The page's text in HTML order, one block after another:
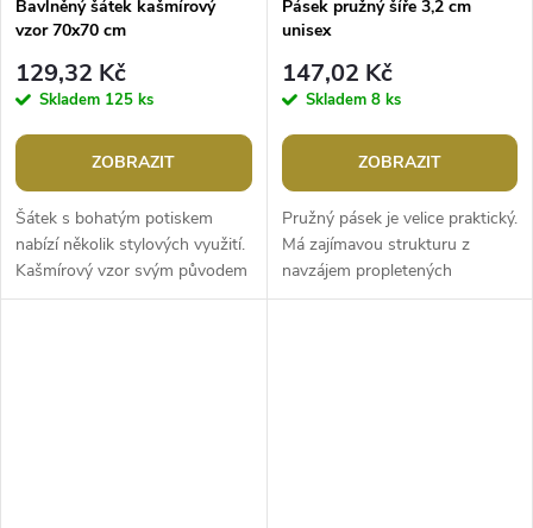
Bavlněný šátek kašmírový
vzor 70x70 cm
129,32 Kč
Skladem 125 ks
ZOBRAZIT
Šátek s bohatým potiskem
nabízí několik stylových využití.
Kašmírový vzor svým původem
odkazuje na orientální dálky.
Pásek pružný šíře 3,2 cm
unisex
147,02 Kč
Skladem 8 ks
ZOBRAZIT
Pružný pásek je velice praktický.
Má zajímavou strukturu z
navzájem propletených
pruženek. Klasická spona na